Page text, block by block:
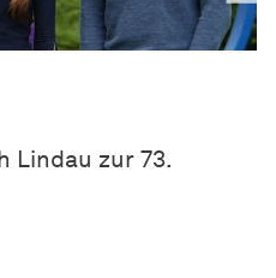
Lindau zur 73.